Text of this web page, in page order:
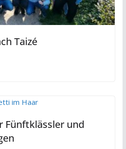
Taizé
Fünftklässler und